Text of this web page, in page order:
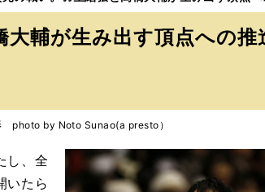
大輔が生み出す頂点への推
photo by Noto Sunao(a presto）
し、全
いたら